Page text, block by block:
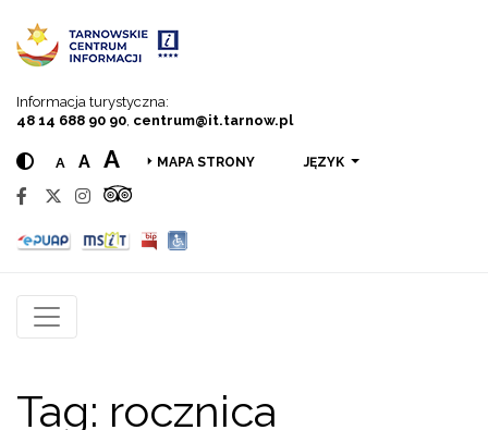
Informacja turystyczna:
48 14 688 90 90 centrum@it.tarnow.pl
A A A MAPA STRONY JĘZYK
Tag: rocznica